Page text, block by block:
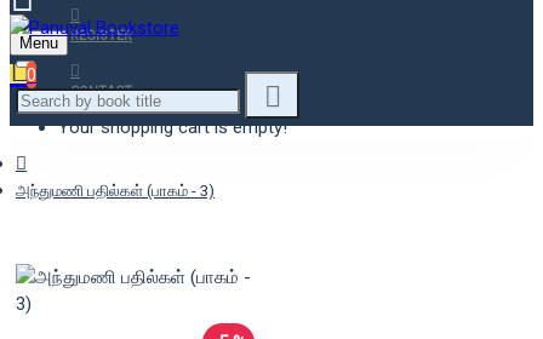
REGISTER
CONTACT
Menu
0
Your shopping cart is empty!
அந்துமணி பதில்கள் (பாகம் - 3)